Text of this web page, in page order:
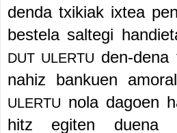
denda txikiak ixtea
bestela saltegi
DUT ULERTU den-dena
nahiz bankuen
ULERTU nola dagoen
hitz egiten duena